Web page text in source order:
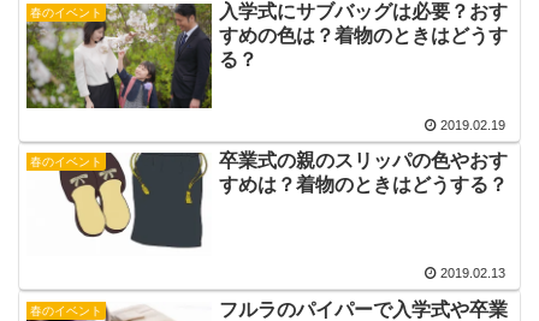
春のイベント
入学式にサブバッグは必要？おす
すめの色は？着物のときはどうす
る？
2019.02.19
春のイベント
卒業式の親のスリッパの色やおす
すめは？着物のときはどうする？
2019.02.13
春のイベント
フルラのパイパーで入学式や卒業